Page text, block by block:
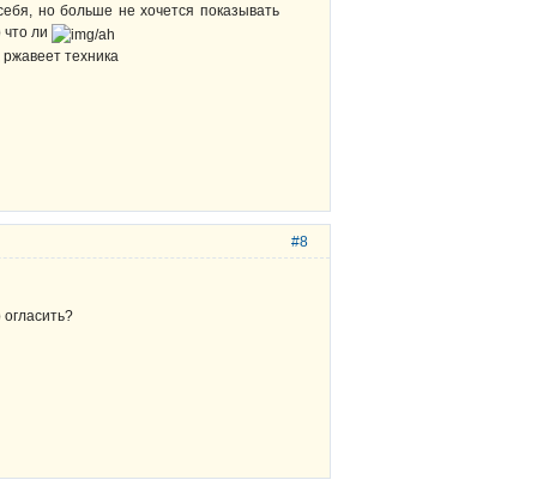
но больше не хочется показывать
ли
техника
#8